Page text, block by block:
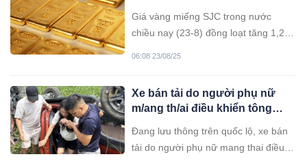
Giá vàng miếng SJC trong nước
chiều nay (23-8) đồng loạt tăng 1,2
giá vàng miếng SJC đã tăng hơn 40
triệu đồng mỗi lượng.
06:08 23/08/25
Xe bán tải do người phụ nữ
m/ang th/ai điều khiển tông
sông
Đang lưu thông trên quốc lộ, xe bán
tải do người phụ nữ mang thai điều